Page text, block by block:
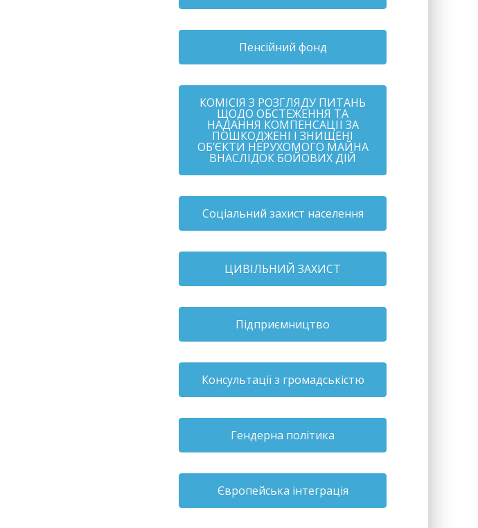
Пенсійний фонд
КОМІСІЯ З РОЗГЛЯДУ ПИТАНЬ
ЩОДО ОБСТЕЖЕННЯ ТА
НАДАННЯ КОМПЕНСАЦІЇ ЗА
ПОШКОДЖЕНІ І ЗНИЩЕНІ
ОБ’ЄКТИ НЕРУХОМОГО МАЙНА
ВНАСЛІДОК БОЙОВИХ ДІЙ
Соціальний захист населення
ЦИВІЛЬНИЙ ЗАХИСТ
Підприємництво
Консультації з громадськістю
Гендерна політика
Європейська інтеграція